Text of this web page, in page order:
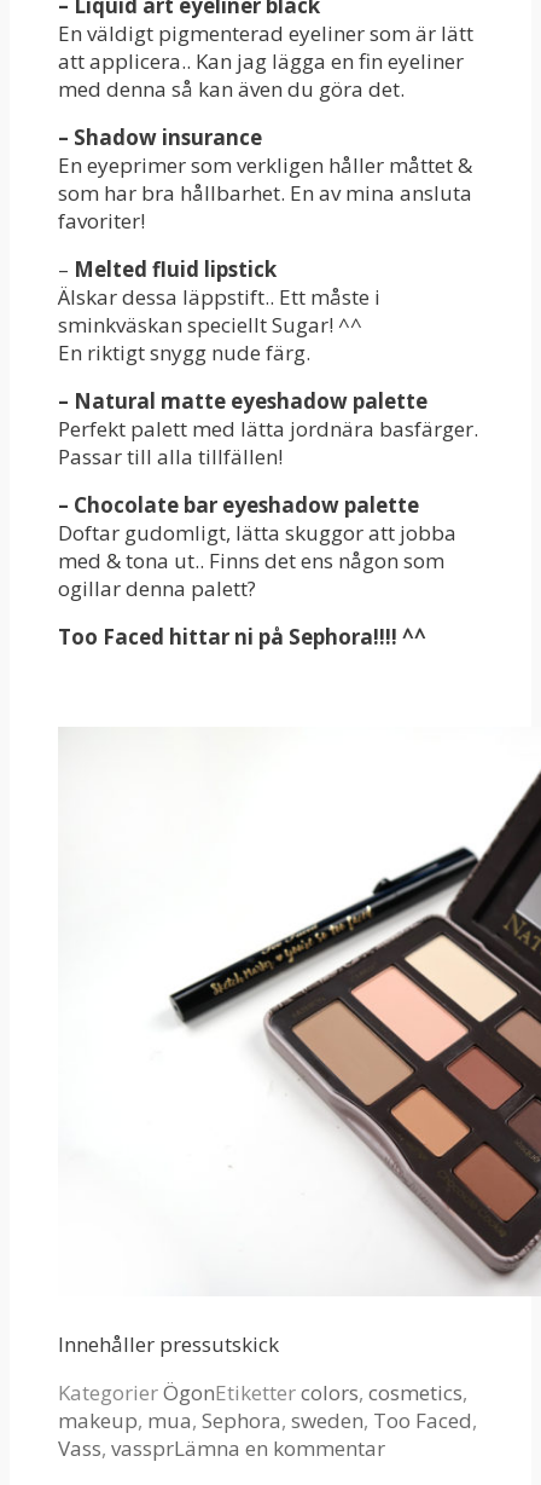
En väldigt pigmenterad eyeliner som är lätt
att applicera.. Kan jag lägga en fin eyeliner
med denna så kan även du göra det.
– Shadow insurance
En eyeprimer som verkligen håller måttet &
som har bra hållbarhet. En av mina ansluta
favoriter!
– Melted fluid lipstick
Älskar dessa läppstift.. Ett måste i
sminkväskan speciellt Sugar! ^^
En riktigt snygg nude färg.
– Natural matte eyeshadow palette
Perfekt palett med lätta jordnära basfärger.
Passar till alla tillfällen!
– Chocolate bar eyeshadow palette
Doftar gudomligt, lätta skuggor att jobba
med & tona ut.. Finns det ens någon som
ogillar denna palett?
Too Faced hittar ni på Sephora!!!! ^^
Innehåller pressutskick
KategorierÖgonEtikettercolors, cosmetics,
makeup, mua, Sephora, sweden, Too Faced,
Vass, vassprLämna en kommentar